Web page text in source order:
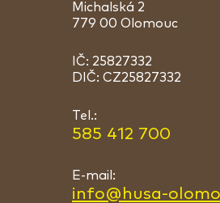
Michalská 2
779 00 Olomouc
IČ: 25827332
DIČ: CZ25827332
Tel.:
585 412 700
E-mail:
info@husa-